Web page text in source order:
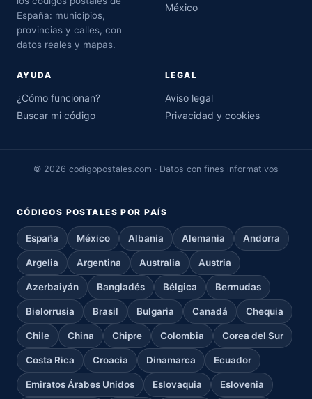
España: municipios,
provincias y calles, con
datos reales y mapas.
México
AYUDA
¿Cómo funcionan?
Buscar mi código
LEGAL
Aviso legal
Privacidad y cookies
© 2026 codigopostales.com · Datos con fines informativos
CÓDIGOS POSTALES POR PAÍS
España México Albania Alemania Andorra
Argelia Argentina Australia Austria
Azerbaiyán Bangladés Bélgica Bermudas
Bielorrusia Brasil Bulgaria Canadá Chequia
Chile China Chipre Colombia Corea del Sur
Costa Rica Croacia Dinamarca Ecuador
Emiratos Árabes Unidos Eslovaquia Eslovenia